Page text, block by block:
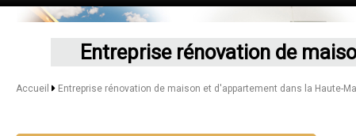
Entreprise rénovation de
Accueil Entreprise rénovation de maison et d'appartement dans la Haute-